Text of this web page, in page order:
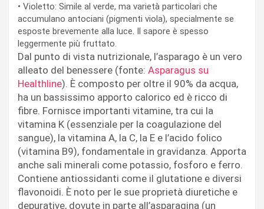
• Violetto: Simile al verde, ma varietà particolari che
accumulano antociani (pigmenti viola), specialmente se
esposte brevemente alla luce. Il sapore è spesso
leggermente più fruttato.
Dal punto di vista nutrizionale, l’asparago è un vero
alleato del benessere (fonte: Asparagus su
Healthline). È composto per oltre il 90% da acqua,
ha un bassissimo apporto calorico ed è ricco di
fibre. Fornisce importanti vitamine, tra cui la
vitamina K (essenziale per la coagulazione del
sangue), la vitamina A, la C, la E e l’acido folico
(vitamina B9), fondamentale in gravidanza. Apporta
anche sali minerali come potassio, fosforo e ferro.
Contiene antiossidanti come il glutatione e diversi
flavonoidi. È noto per le sue proprietà diuretiche e
depurative, dovute in parte all’asparagina (un